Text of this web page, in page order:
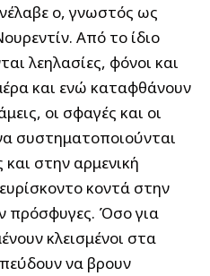
ο, γνωστός ως
Από το ίδιο
λεηλασίες, φόνοι και
και ενώ καταφθάνουν
οι σφαγές και οι
συστηματοποιούνται
και στην αρμενική
κοντά στην
πρόσφυγες. Όσο για
κλεισμένοι στα
να βρουν